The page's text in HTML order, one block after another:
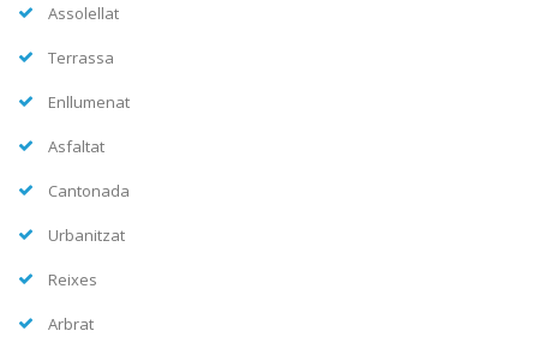
Assolellat
Terrassa
Enllumenat
Asfaltat
Cantonada
Urbanitzat
Reixes
Arbrat